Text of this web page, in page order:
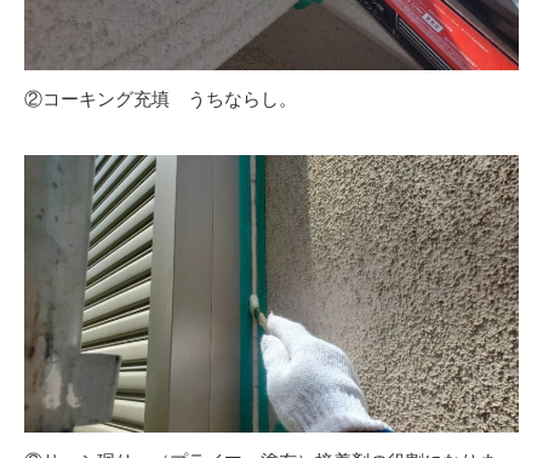
②コーキング充填 うちならし。